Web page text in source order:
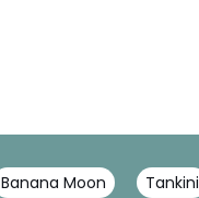
Banana Moon Tankini